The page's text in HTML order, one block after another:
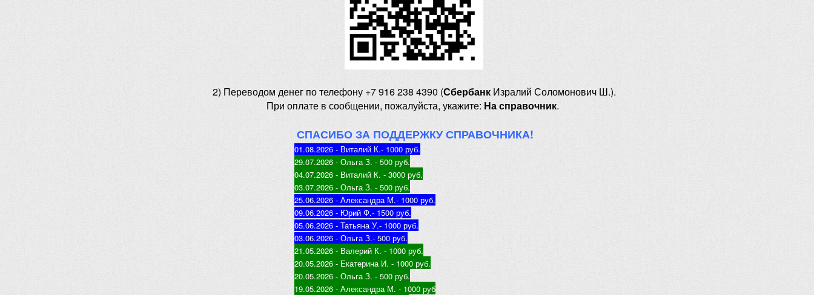
2) Переводом денег по телефону +7 916 238 4390 (Сбербанк Изралий Соломонович Ш.).
При оплате в сообщении, пожалуйста, укажите: На справочник.
СПАСИБО ЗА ПОДДЕРЖКУ СПРАВОЧНИКА!
01.08.2026 - Виталий К.- 1000 руб.
29.07.2026 - Ольга З. - 500 руб.
04.07.2026 - Виталий К. - 3000 руб.
03.07.2026 - Ольга З. - 500 руб.
25.06.2026 - Александра М.- 1000 руб.
09.06.2026 - Юрий Ф.- 1500 руб.
05.06.2026 - Татьяна У.- 1000 руб.
03.06.2026 - Ольга З.- 500 руб.
21.05.2026 - Валерий К. - 1000 руб.
20.05.2026 - Екатерина И. - 1000 руб.
20.05.2026 - Ольга З. - 500 руб.
19.05.2026 - Александра М. - 1000 руб